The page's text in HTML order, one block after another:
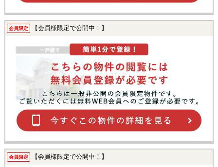
会員限定 【会員様限定で公開中！】
会員限定 【会員様限定で公開中！】